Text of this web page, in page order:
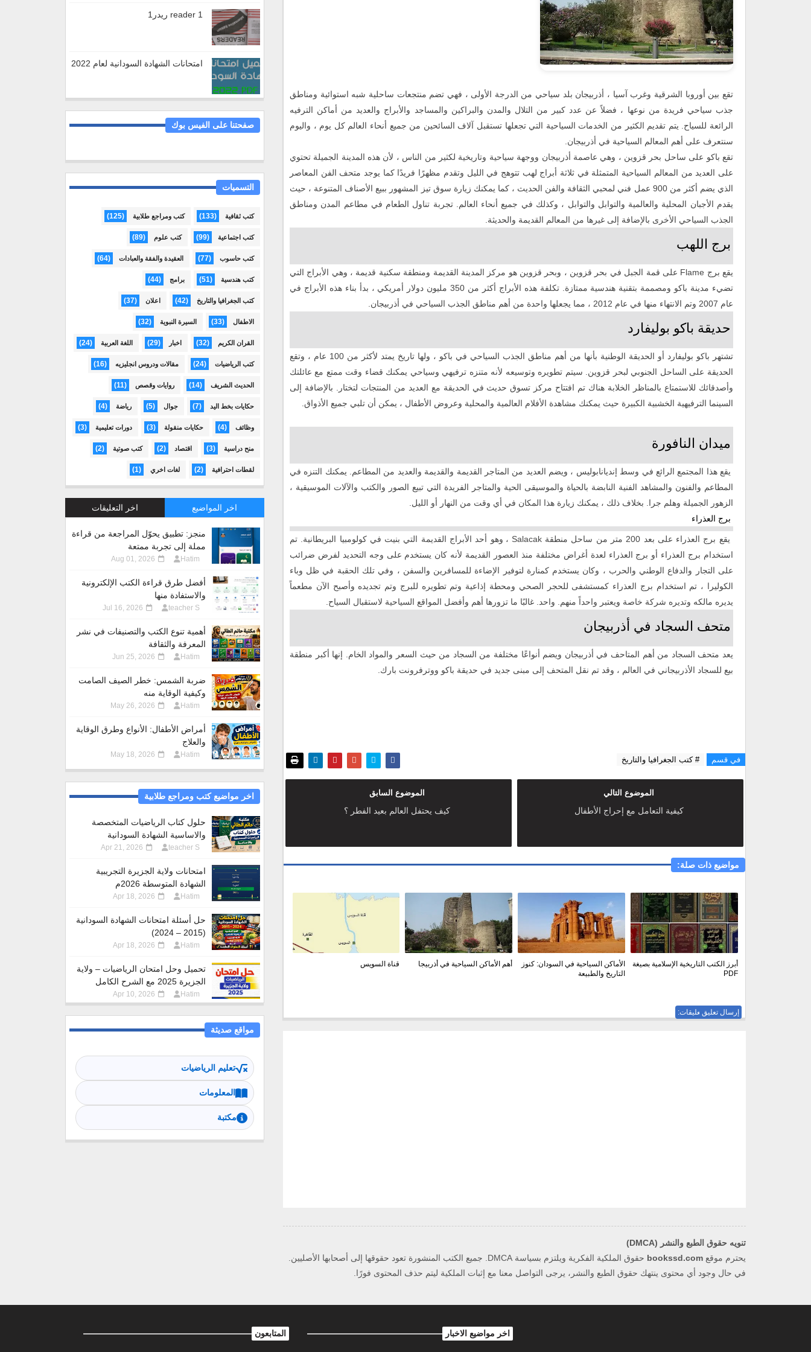
تقع بين أوروبا الشرقية وغرب آسيا ، أذربيجان بلد سياحي من الدرجة الأولى ، فهي تضم منتجعات ساحلية شبه استوائية ومناطق
جذب سياحي فريدة من نوعها ، فضلاً عن عدد كبير من التلال والمدن والبراكين والمساجد والأبراج والعديد من أماكن الترفيه
الرائعة للسياح. يتم تقديم الكثير من الخدمات السياحية التي تجعلها تستقبل آلاف السائحين من جميع أنحاء العالم كل يوم ، واليوم
سنتعرف على أهم المعالم السياحية في أذربيجان.
تقع باكو على ساحل بحر قزوين ، وهي عاصمة أذربيجان ووجهة سياحية وتاريخية لكثير من الناس ، لأن هذه المدينة الجميلة تحتوي
على العديد من المعالم السياحية المتمثلة في ثلاثة أبراج لهب تتوهج في الليل وتقدم مظهرًا فريدًا كما يوجد متحف الفن المعاصر
الذي يضم أكثر من 900 عمل فني لمحبي الثقافة والفن الحديث ، كما يمكنك زيارة سوق تيز المشهور ببيع الأصناف المتنوعة ، حيث
يقدم الأجبان المحلية والعالمية والتوابل والتوابل ، وكذلك في جميع أنحاء العالم. تجربة تناول الطعام في مطاعم المدن ومناطق
الجذب السياحي الأخرى بالإضافة إلى غيرها من المعالم القديمة والحديثة.
برج اللهب
يقع برج Flame على قمة الجبل في بحر قزوين ، وبحر قزوين هو مركز المدينة القديمة ومنطقة سكنية قديمة ، وهي الأبراج التي
تضيء مدينة باكو ومصممة بتقنية هندسية ممتازة. تكلفة هذه الأبراج أكثر من 350 مليون دولار أمريكي ، بدأ بناء هذه الأبراج في
عام 2007 وتم الانتهاء منها في عام 2012 ، مما يجعلها واحدة من أهم مناطق الجذب السياحي في أذربيجان.
حديقة باكو بوليفارد
تشتهر باكو بوليفارد أو الحديقة الوطنية بأنها من أهم مناطق الجذب السياحي في باكو ، ولها تاريخ يمتد لأكثر من 100 عام ، وتقع
الحديقة على الساحل الجنوبي لبحر قزوين. سيتم تطويره وتوسيعه لأنه متنزه ترفيهي وسياحي يمكنك قضاء وقت ممتع مع عائلتك
وأصدقائك للاستمتاع بالمناظر الخلابة هناك تم افتتاح مركز تسوق حديث في الحديقة مع العديد من المنتجات لتختار. بالإضافة إلى
السينما الترفيهية الخشبية الكبيرة حيث يمكنك مشاهدة الأفلام العالمية والمحلية وعروض الأطفال ، يمكن أن تلبي جميع الأذواق.
ميدان النافورة
يقع هذا المجتمع الرائع في وسط إنديانابوليس ، ويضم العديد من المتاجر القديمة والقديمة والعديد من المطاعم. يمكنك التنزه في
المطاعم والفنون والمشاهد الفنية النابضة بالحياة والموسيقى الحية والمتاجر الفريدة التي تبيع الصور والكتب والآلات الموسيقية ،
الزهور الجميلة وهلم جرا. بخلاف ذلك ، يمكنك زيارة هذا المكان في أي وقت من النهار أو الليل.
برج العذراء
يقع برج العذراء على بعد 200 متر من ساحل منطقة Salacak ، وهو أحد الأبراج القديمة التي بنيت في كولومبيا البريطانية. تم
استخدام برج العذراء أو برج العذراء لعدة أغراض مختلفة منذ العصور القديمة لأنه كان يستخدم على وجه التحديد لفرض ضرائب
على التجار والدفاع الوطني والحرب ، وكان يستخدم كمنارة لتوفير الإضاءة للمسافرين والسفن ، وفي تلك الحقبة في ظل وباء
الكوليرا ، تم استخدام برج العذراء كمستشفى للحجر الصحي ومحطة إذاعية وتم تطويره للبرج وتم تجديده وأصبح الآن مطعماً
يديره مالكه وتديره شركة خاصة ويعتبر واحداً منهم. واحد. غالبًا ما تزورها أهم وأفضل المواقع السياحية لاستقبال السياح.
متحف السجاد في أذربيجان
يعد متحف السجاد من أهم المتاحف في أذربيجان ويضم أنواعًا مختلفة من السجاد من حيث السعر والمواد الخام. إنها أكبر منطقة
بيع للسجاد الأذربيجاني في العالم ، وقد تم نقل المتحف إلى مبنى جديد في حديقة باكو ووترفرونت بارك.
في قسم # كتب الجغرافيا والتاريخ
الموضوع التالي
كيفية التعامل مع إحراج الأطفال
الموضوع السابق
كيف يحتفل العالم بعيد الفطر ؟
مواضيع ذات صلة:
أبرز الكتب التاريخية الإسلامية بصيغة
PDF
الأماكن السياحية في السودان: كنوز
التاريخ والطبيعة
أهم الأماكن السياحية في أذربيجا قناة السويس
ليست هناك تعليقات:
إرسال تعليق
تنويه حقوق الطبع والنشر (DMCA)
يحترم موقع bookssd.com
حقوق الملكية الفكرية ويلتزم بسياسة DMCA. جميع الكتب المنشورة تعود حقوقها إلى أصحابها الأصليين.
في حال وجود أي محتوى ينتهك حقوق الطبع والنشر، يرجى التواصل معنا مع إثبات الملكية ليتم حذف المحتوى فورًا.
reader 1 ريدر1
امتحانات الشهادة السودانية لعام 2022
صفحتنا على الفيس بوك
التسميات
كتب ثقافية (133) كتب ومراجع طلابية (125)
كتب اجتماعية (99) كتب علوم (89)
كتب حاسوب (77) العقيدة والفقة والعبادات (64)
كتب هندسية (51) برامج (44)
كتب الجغرافيا والتاريخ (42) اعلان (37)
الاطفال (33) السيرة النبوية (32)
القران الكريم (32) اخبار (29) اللغة العربية (24)
كتب الرياضيات (24) مقالات ودروس انجليزيه (16)
الحديث الشريف (14) روايات وقصص (11)
حكايات بخط اليد (7) جوال (5) رياضة (4)
وظائف (4) حكايات منقولة (3) دورات تعليمية (3)
منح دراسية (3) اقتصاد (2) كتب صوتية (2)
لقطات احترافية (2) لغات اخري (1)
اخر المواضيع اخر التعليقات
منجز: تطبيق يحوّل المراجعة من قراءة
مملة إلى تجربة ممتعة
Hatim
Aug 01, 2026
أفضل طرق قراءة الكتب الإلكترونية
والاستفادة منها
teacher S
Jul 16, 2026
أهمية تنوع الكتب والتصنيفات في نشر
المعرفة والثقافة
Hatim
Jun 25, 2026
ضربة الشمس: خطر الصيف الصامت
وكيفية الوقاية منه
Hatim
May 26, 2026
أمراض الأطفال: الأنواع وطرق الوقاية
والعلاج
Hatim
May 18, 2026
اخر مواضيع كتب ومراجع طلابية
حلول كتاب الرياضيات المتخصصة
والاساسية الشهادة السودانية
teacher S
Apr 21, 2026
امتحانات ولاية الجزيرة التجريبية
الشهادة المتوسطة 2026م
Hatim
Apr 18, 2026
حل أسئلة امتحانات الشهادة السودانية
(2015 – 2024)
Hatim
Apr 18, 2026
تحميل وحل امتحان الرياضيات – ولاية
الجزيرة 2025 مع الشرح الكامل
Hatim
Apr 10, 2026
مواقع صديثة
تعليم الرياضيات
المعلومات
مكتبة
اخر مواضيع الاخبار المتابعون